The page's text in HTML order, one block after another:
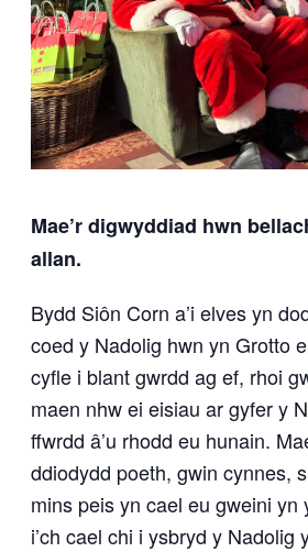
Mae’r digwyddiad hwn
allan.
Bydd Siôn Corn a’i elves yn
coed y Nadolig hwn yn Grotto
cyfle i blant gwrdd ag ef, rhoi
maen nhw ei eisiau ar gyfer y
ffwrdd â’u rhodd eu hunain.
ddiodydd poeth, gwin cynnes,
mins peis yn cael eu gweini yn
i’ch cael chi i ysbryd y Nadolig